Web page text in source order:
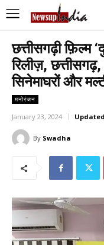
छत्तीसगढ़ी फ़िल्म
रिलीज़,
सिनेमाघरों और
मनोरंजन
January 23, 2024
By Swadha